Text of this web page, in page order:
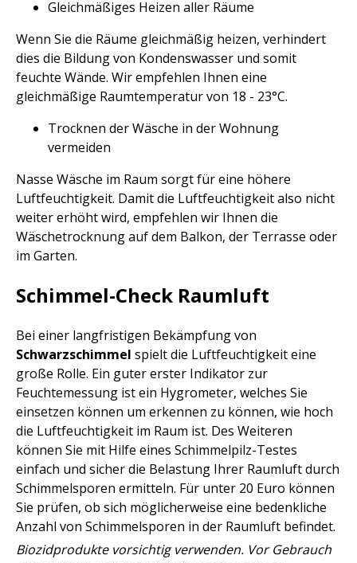
Gleichmäßiges Heizen aller Räume
Wenn Sie die Räume gleichmäßig heizen, verhindert
dies die Bildung von Kondenswasser und somit
feuchte Wände. Wir empfehlen Ihnen eine
gleichmäßige Raumtemperatur von 18 - 23°C.
Trocknen der Wäsche in der Wohnung
vermeiden
Nasse Wäsche im Raum sorgt für eine höhere
Luftfeuchtigkeit. Damit die Luftfeuchtigkeit also nicht
weiter erhöht wird, empfehlen wir Ihnen die
Wäschetrocknung auf dem Balkon, der Terrasse oder
im Garten.
Schimmel-Check Raumluft
Bei einer langfristigen Bekämpfung von
Schwarzschimmel spielt die Luftfeuchtigkeit eine
große Rolle. Ein guter erster Indikator zur
Feuchtemessung ist ein Hygrometer, welches Sie
einsetzen können um erkennen zu können, wie hoch
die Luftfeuchtigkeit im Raum ist. Des Weiteren
können Sie mit Hilfe eines Schimmelpilz-Testes
einfach und sicher die Belastung Ihrer Raumluft durch
Schimmelsporen ermitteln. Für unter 20 Euro können
Sie prüfen, ob sich möglicherweise eine bedenkliche
Anzahl von Schimmelsporen in der Raumluft befindet.
Biozidprodukte vorsichtig verwenden. Vor Gebrauch